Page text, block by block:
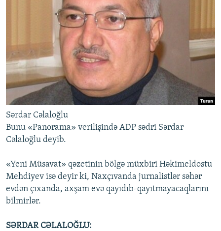
FOTOQALEREYA
KARIKATURA
AZƏRBAYCAN ƏDƏBIYYATI KITABXANASI
İSLAM VƏ DEMOKRATIYA
İZ - MƏDƏNIYYƏT PROQRAMI
PEŞƏ ETIKASI VƏ JURNALISTIKA STANDARTLARIMIZ
MATERIALLARIMIZDAN ISTIFADƏ
AZADLIQRADIOSU MOBIL TELEFONUNUZDA
BIZIMLƏ ƏLAQƏ
XƏBƏR BÜLLETENLƏRIMIZ
RFE/RL-in bütün saytları
Sərdar Cəlaloğlu
Bunu «Panorama» verilişində ADP sədri Sərdar
Cəlaloğlu deyib.
«Yeni Müsavat» qəzetinin bölgə müxbiri Həkimeldostu
Mehdiyev isə deyir ki, Naxçıvanda jurnalistlər səhər
evdən çıxanda, axşam evə qayıdıb-qayıtmayacaqlarını
bilmirlər.
SƏRDAR CƏLALOĞLU: